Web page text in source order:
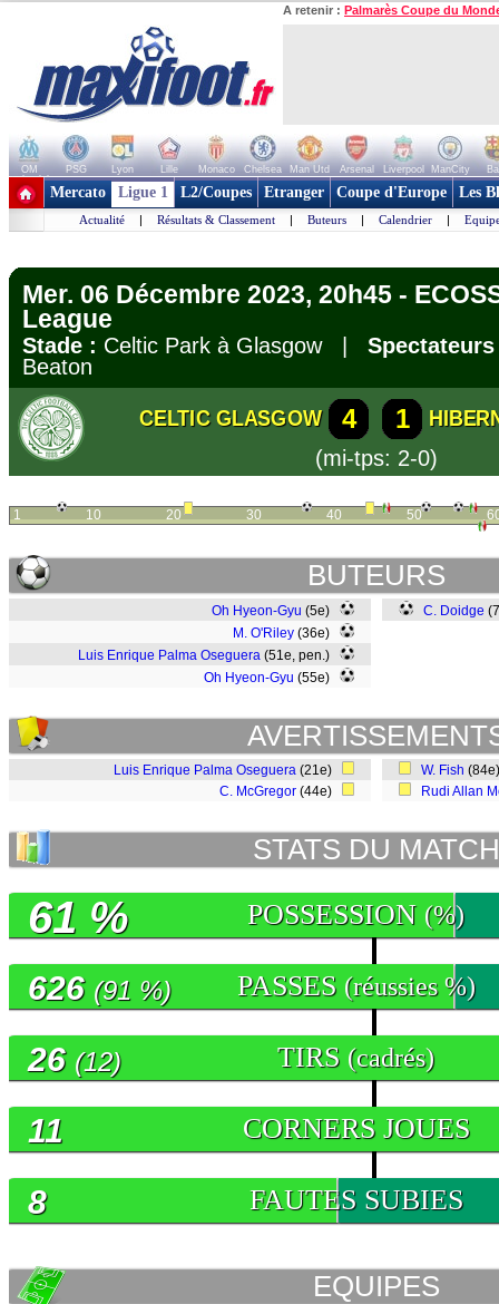
A retenir : Palmarès Coupe du
OM PSG Lyon Lille Monaco Chelsea Man Utd Arsenal Liverpool ManCity
+ de clubs
Mercato Ligue 1 L2/Coupes Etranger Coupe d'Europe Les
Actualité | Résultats & Classement | Buteurs | Calendrier |
Mer. 06 Décembre 2023, 20h45 -
League
Stade : Celtic Park à Glasgow |
Beaton
CELTIC GLASGOW 4 1
(mi-tps: 2-0)
1 10 20 30 40 50
BUTEURS
Oh Hyeon-Gyu (5e)
M. O'Riley (36e)
Luis Enrique Palma Oseguera (51e, pen.)
Oh Hyeon-Gyu (55e)
C. Doidge
Luis Enrique Palma Oseguera (21e)
C. McGregor (44e)
W. Fish
Rudi Allan
STATS DU MATCH
POSSESSION (%)
61 %
PASSES (réussies %)
626 (91 %)
TIRS (cadrés)
26 (12)
CORNERS JOUES
11
FAUTES SUBIES
8
EQUIPES